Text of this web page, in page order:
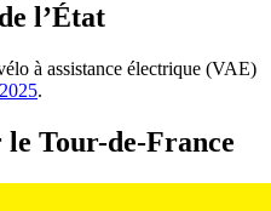
l’État
à assistance électrique (VAE)
.
Tour-de-France